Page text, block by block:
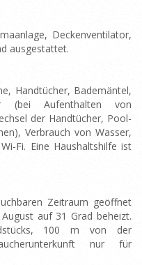
Deckenventilator,
ausgestattet.
Handtücher, Bademäntel,
(bei Aufenthalten von
der Handtücher, Pool-
Verbrauch von Wasser,
Fi. Eine Haushaltshilfe ist
Zeitraum geöffnet
auf 31 Grad beheizt.
100 m von der
nur für